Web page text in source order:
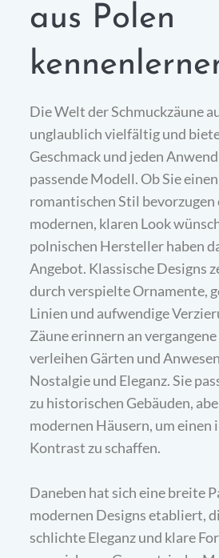
aus Polen
Die Welt der Schmuckzäune
unglaublich vielfältig und
Geschmack und jeden
passende Modell. Ob Sie
romantischen Stil bevorzugen
modernen, klaren Look
polnischen Hersteller haben
Angebot. Klassische Designs
durch verspielte Ornamente,
Linien und aufwendige
Zäune erinnern an
verleihen Gärten und
Nostalgie und Eleganz. Sie
zu historischen Gebäuden,
modernen Häusern, um einen
Kontrast zu schaffen.
Daneben hat sich eine breite
modernen Designs etabliert,
schlichte Eleganz und klare